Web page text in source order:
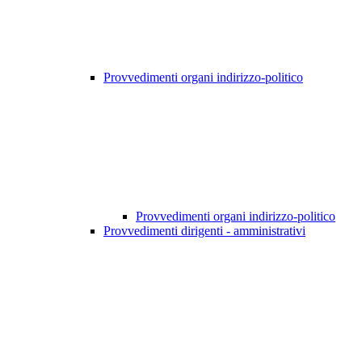
Provvedimenti organi indirizzo-politico
Provvedimenti organi indirizzo-politico
Provvedimenti dirigenti - amministrativi